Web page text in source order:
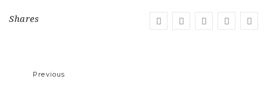
Shares
Previous